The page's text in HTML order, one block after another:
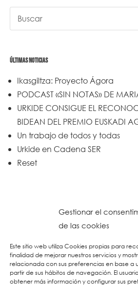
Gestionar el
de las cookies
Este sitio web utiliza Cookies propias para
finalidad de mejorar nuestros servicios y
relacionada con sus preferencias en base a
partir de sus hábitos de navegación. El
obtener más información y configurar sus
ÚLTIMAS NOTICIAS
Ikasgiltza: Proyecto Ágora
PODCAST «SIN NOTAS» DE
URKIDE CONSIGUE EL
BIDEAN DEL PREMIO EUSKADI
Un trabajo de todos y todas
Urkide en Cadena SER
Reset